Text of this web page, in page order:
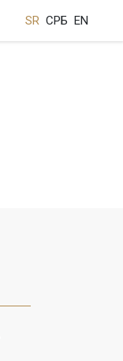
SR СРБ EN